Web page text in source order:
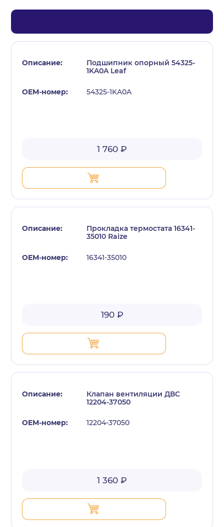
Подшипник опорный 54325-
1KA0A Leaf
54325-1KA0A
1 760 ₽
Прокладка термостата 16341-
35010 Raize
16341-35010
190 ₽
Клапан вентиляции ДВС
12204-37050
12204-37050
1 360 ₽